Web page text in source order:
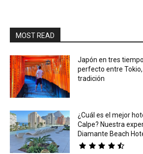
MOST READ
Japón en tres
perfecto entre
tradición
¿Cuál es el mejor
Calpe? Nuestra
Diamante Beach